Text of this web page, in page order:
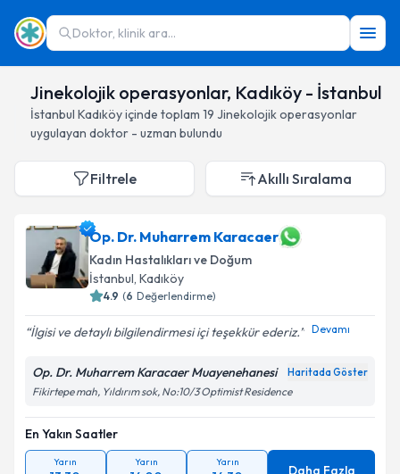
Doktor, klinik ara...
Jinekolojik operasyonlar, Kadıköy - İstanbul
İstanbul Kadıköyiçinde toplam 19 Jinekolojik operasyonlar
uygulayan doktor - uzman bulundu
Filtrele Akıllı Sıralama
Op. Dr. Muharrem Karacaer
Kadın Hastalıkları ve Doğum
İstanbul, Kadıköy
4.9 (6 Değerlendirme)
İlgisi ve detaylı bilgilendirmesi içi teşekkür ederiz. Devamı
Op. Dr. Muharrem Karacaer Muayenehanesi Haritada Göster
Fikirtepe mah, Yıldırım sok, No:10/3 Optimist Residence
En Yakın Saatler
Yarın Yarın Yarın
Daha Fazla